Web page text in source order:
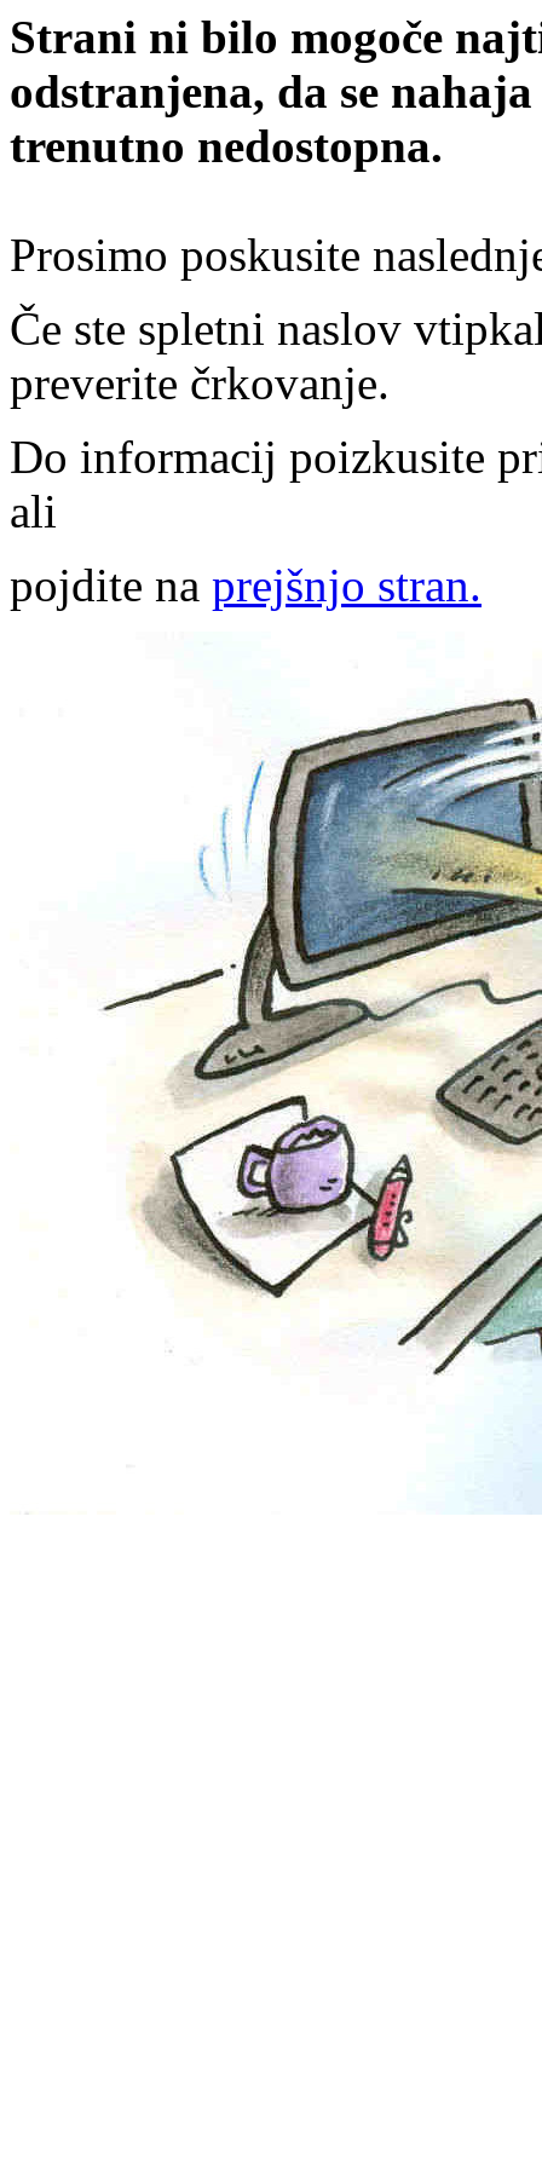
Strani ni bilo mogoče
odstranjena, da se
trenutno nedostopna.
Prosimo poskusite
Če ste spletni naslov
preverite črkovanje.
Do informacij poizkusite
ali
pojdite na prejšnjo stran.